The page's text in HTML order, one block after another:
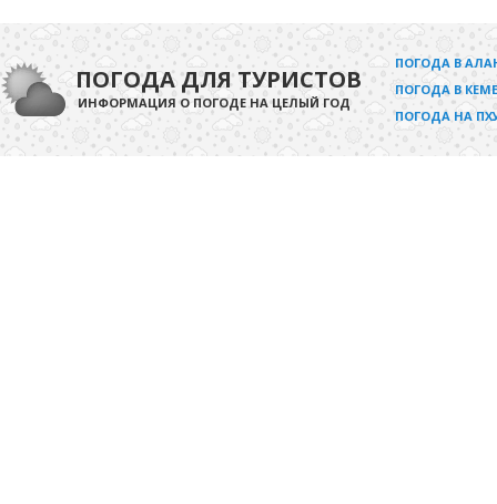
ПОГОДА ДЛЯ ТУРИСТОВ
ИНФОРМАЦИЯ О ПОГОДЕ НА ЦЕЛЫЙ ГОД
ПОГОДА В
ПОГОДА В
ПОГОДА НА